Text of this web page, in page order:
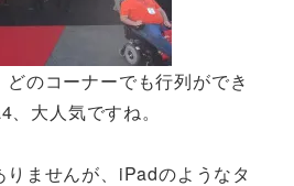
のコーナーでも行列ができ
大人気ですね。
りませんが、iPadのようなタ